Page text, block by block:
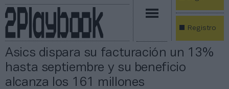
Registro
Asics dispara su facturación un 13%
hasta septiembre y su beneficio
alcanza los 161 millones